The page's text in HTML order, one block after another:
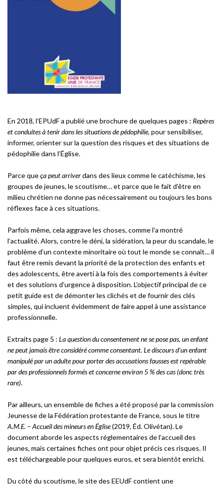
En 2018, l’EPUdF a publié une brochure de quelques pages : Repères
et conduites à tenir dans les situations de pédophilie, pour sensibiliser,
informer, orienter sur la question des risques et des situations de
pédophilie dans l’Église.
Parce queça peut arriverdans des lieux comme le catéchisme, les
groupes de jeunes, le scoutisme… et parce que le fait d’être en
milieu chrétien ne donne pas nécessairement ou toujours les bons
réflexes face à ces situations.
Parfois même, cela aggrave les choses, comme l’a montré
l’actualité. Alors, contre le déni, la sidération, la peur du scandale, le
problème d’un contexte minoritaire où tout le monde se connaît… il
faut être remis devant la priorité de la protection des enfants et
des adolescents, être averti à la fois des comportements à éviter
et des solutions d’urgence à disposition. L’objectif principal de ce
petit guide est de démonter les clichés et de fournir des clés
simples, qui incluent évidemment de faire appel à une assistance
professionnelle.
Extraits page 5 : La question du consentement ne se pose pas, un enfant
ne peut jamais être considéré comme consentant. Le discours d’un enfant
manipulé par un adulte pour porter des accusations fausses est repérable
par des professionnels formés et concerne environ 5 % des cas (donc très
rare).
Par ailleurs, un ensemble de fiches a été proposé par la commission
Jeunesse de la Fédération protestante de France, sous le titre
A.M.E. – Accueil des mineurs en Église(2019, Éd. Olivétan). Le
document aborde les aspects réglementaires de l’accueil des
jeunes, mais certaines fiches ont pour objet précis ces risques. Il
est téléchargeable pour quelques euros, et sera bientôt enrichi.
Du côté du scoutisme, le site des EEUdF contient une